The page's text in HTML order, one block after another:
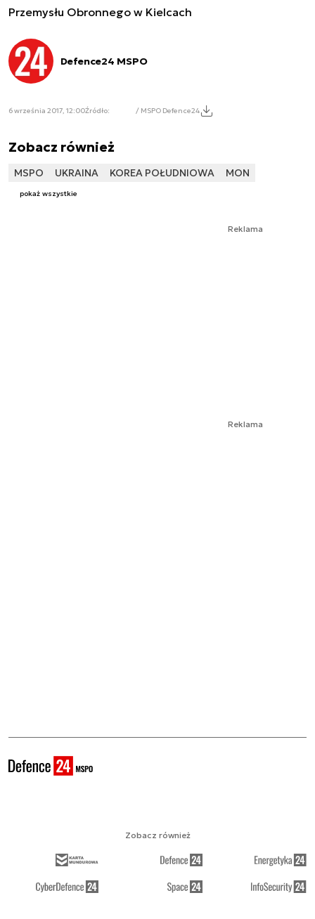
Przemysłu Obronnego w Kielcach
Defence24 MSPO
6 września 2017, 12:00Źródło: / MSPO Defence24
Zobacz również
MSPO UKRAINA KOREA POŁUDNIOWA MON
pokaż wszystkie
Reklama
Reklama
Zobacz również